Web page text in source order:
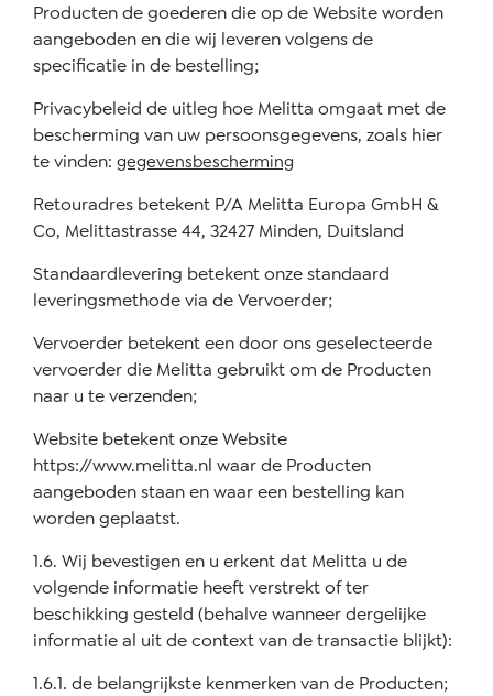
Producten de goederen die op de Website worden
aangeboden en die wij leveren volgens de
specificatie in de bestelling;
Privacybeleid de uitleg hoe Melitta omgaat met de
bescherming van uw persoonsgegevens, zoals hier
te vinden: gegevensbescherming
Retouradres betekent P/A Melitta Europa GmbH &
Co, Melittastrasse 44, 32427 Minden, Duitsland
Standaardlevering betekent onze standaard
leveringsmethode via de Vervoerder;
Vervoerder betekent een door ons geselecteerde
vervoerder die Melitta gebruikt om de Producten
naar u te verzenden;
Website betekent onze Website
https://www.melitta.nl waar de Producten
aangeboden staan en waar een bestelling kan
worden geplaatst.
1.6. Wij bevestigen en u erkent dat Melitta u de
volgende informatie heeft verstrekt of ter
beschikking gesteld (behalve wanneer dergelijke
informatie al uit de context van de transactie blijkt):
1.6.1. de belangrijkste kenmerken van de Producten;